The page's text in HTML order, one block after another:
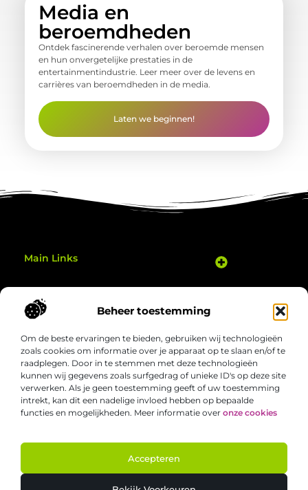
Beheer toestemming
Om de beste ervaringen te bieden, gebruiken wij technologieën
zoals cookies om informatie over je apparaat op te slaan en/of te
raadplegen. Door in te stemmen met deze technologieën
kunnen wij gegevens zoals surfgedrag of unieke ID's op deze site
verwerken. Als je geen toestemming geeft of uw toestemming
intrekt, kan dit een nadelige invloed hebben op bepaalde
functies en mogelijkheden. Meer informatie over onze cookies
Accepteren
Media en
beroemdheden
Ontdek fascinerende verhalen over beroemde mensen
en hun onvergetelijke prestaties in de
entertainmentindustrie. Leer meer over de levens en
carrières van beroemdheden in de media.
Laten we beginnen!
Main Links
Welgezond.nl – Jouw bron van boeiende
inzichten
Duik in een verzameling van artikelen en verhalen die het alledaagse
@2025 All Right Reserved. Design by